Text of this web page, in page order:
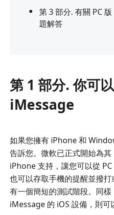
第 3 部分. 有關 PC
題解答
第 1 部分. 你可
iMessage
如果您擁有 iPhone 和
告訴您。微軟已正式開始為
iPhone 支持，讓您可以從
也可以存取手機的提醒並撥
有一個簡短的測試階段。同
iMessage 的 iOS 設備，則可